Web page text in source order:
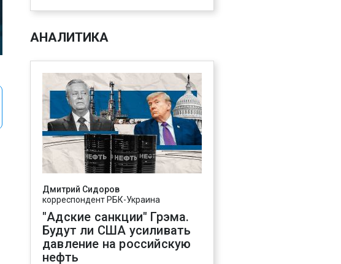
АНАЛИТИКА
Дмитрий Сидоров
корреспондент РБК-Украина
"Адские санкции" Грэма.
Будут ли США усиливать
давление на российскую
нефть